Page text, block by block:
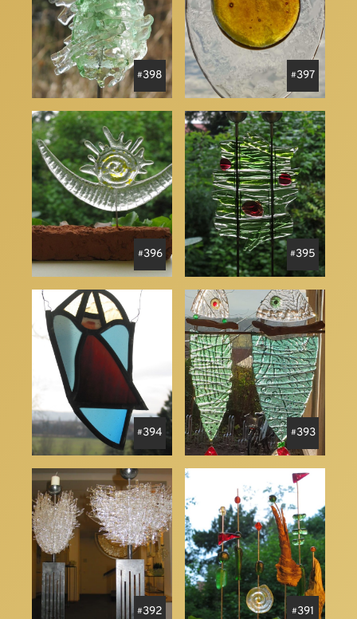
398 397
396 395
394 393
392 391